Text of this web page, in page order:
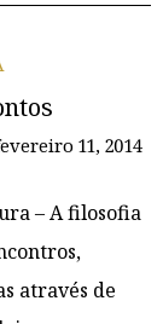
11, 2014
– A filosofia
através de